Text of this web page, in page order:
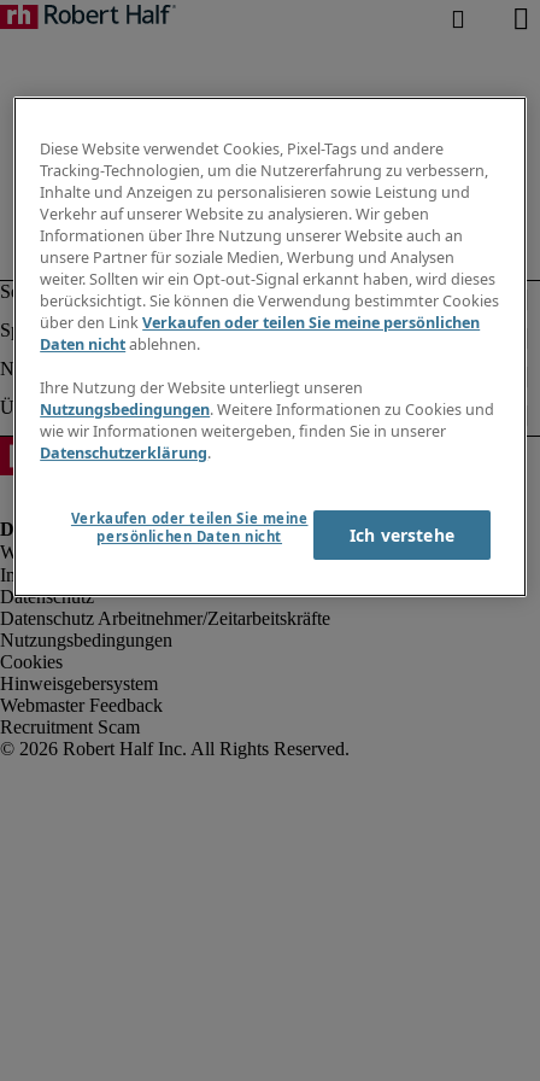
Impressum
Datenschutz
Datenschutz Arbeitnehmer/Zeitarbeitskräfte
Nutzungsbedingungen
Cookies
Hinweisgebersystem
Webmaster Feedback
Recruitment Scam
Diese Website verwendet Cookies, Pixel-Tags und andere
Tracking-Technologien, um die Nutzererfahrung zu verbessern,
Inhalte und Anzeigen zu personalisieren sowie Leistung und
Verkehr auf unserer Website zu analysieren. Wir geben
Informationen über Ihre Nutzung unserer Website auch an
unsere Partner für soziale Medien, Werbung und Analysen
weiter. Sollten wir ein Opt-out-Signal erkannt haben, wird dieses
berücksichtigt. Sie können die Verwendung bestimmter Cookies
über den LinkVerkaufen oder teilen Sie meine persönlichen
Daten nichtablehnen.
Ihre Nutzung der Website unterliegt unseren
Nutzungsbedingungen. Weitere Informationen zu Cookies und
wie wir Informationen weitergeben, finden Sie in unserer
Datenschutzerklärung.
Verkaufen oder teilen Sie meine
persönlichen Daten nicht
Ich verstehe